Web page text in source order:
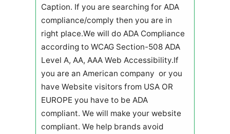
Caption. If you are searching for ADA
compliance/comply then you are in
right place.We will do ADA Compliance
according to WCAG Section-508 ADA
Level A, AA, AAA Web Accessibility.If
you are an American company or you
have Website visitors from USA OR
EUROPE you have to be ADA
compliant. We will make your website
compliant. We help brands avoid